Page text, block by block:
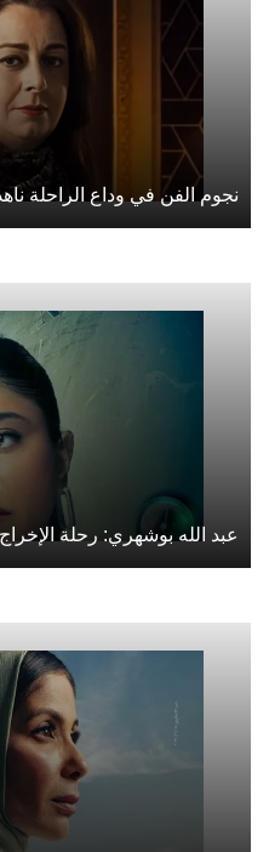
نجوم الفن في وداع الراحلة
عبد الله بوشهري: رحلة